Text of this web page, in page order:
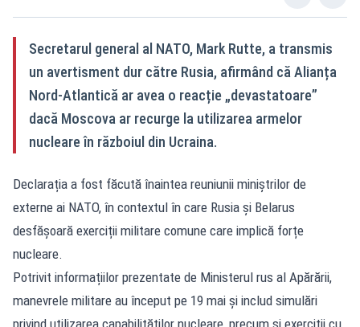
Secretarul general al NATO, Mark Rutte, a transmis
un avertisment dur către Rusia, afirmând că Alianța
Nord-Atlantică ar avea o reacție „devastatoare”
dacă Moscova ar recurge la utilizarea armelor
nucleare în războiul din Ucraina.
Declarația a fost făcută înaintea reuniunii miniștrilor de
externe ai NATO, în contextul în care Rusia și Belarus
desfășoară exerciții militare comune care implică forțe
nucleare.
Potrivit informațiilor prezentate de Ministerul rus al Apărării,
manevrele militare au început pe 19 mai și includ simulări
privind utilizarea capabilităților nucleare, precum și exerciții cu